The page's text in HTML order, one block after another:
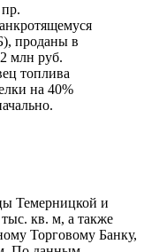
проданы в
млн руб.
топлива
на 40%
Темерницкой и
кв. м, а также
Торговому Банку,